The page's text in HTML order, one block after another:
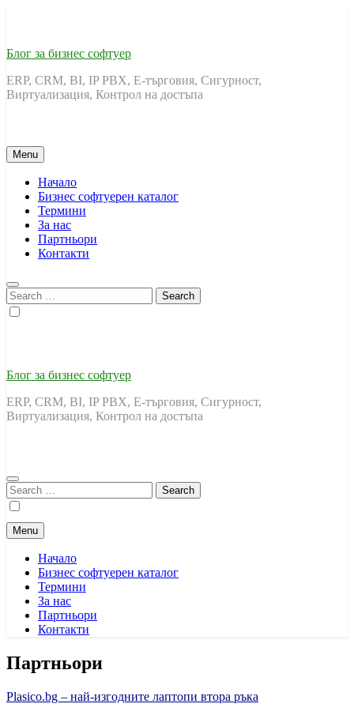
Блог за бизнес софтуер
ERP, CRM, BI, IP PBX, Е-търговия, Сигурност,
Виртуализация, Контрол на достъпа
Menu
Начало
Бизнес софтуерен каталог
Термини
За нас
Партньори
Контакти
Search
for:
Блог за бизнес софтуер
ERP, CRM, BI, IP PBX, Е-търговия, Сигурност,
Виртуализация, Контрол на достъпа
Search
for:
Menu
Начало
Бизнес софтуерен каталог
Термини
За нас
Партньори
Контакти
Партньори
Plasico.bg – най-изгодните лаптопи втора ръка